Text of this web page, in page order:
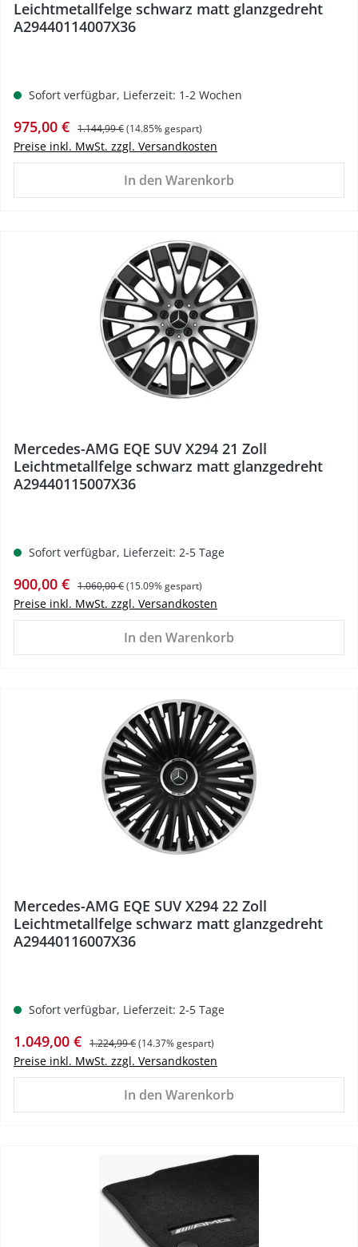
Leichtmetallfelge schwarz matt glanzgedreht
A29440114007X36
Sofort verfügbar, Lieferzeit: 1-2 Wochen
Verkaufspreis:
975,00 € Regulärer Preis:
1.144,99 €(14.85% gespart)
Preise inkl. MwSt. zzgl. Versandkosten
In den Warenkorb
Mercedes-AMG EQE SUV X294 21 Zoll
Leichtmetallfelge schwarz matt glanzgedreht
A29440115007X36
Sofort verfügbar, Lieferzeit: 2-5 Tage
Verkaufspreis:
900,00 € Regulärer Preis:
1.060,00 €(15.09% gespart)
Preise inkl. MwSt. zzgl. Versandkosten
In den Warenkorb
Mercedes-AMG EQE SUV X294 22 Zoll
Leichtmetallfelge schwarz matt glanzgedreht
A29440116007X36
Sofort verfügbar, Lieferzeit: 2-5 Tage
Verkaufspreis:
1.049,00 € Regulärer Preis:
1.224,99 €(14.37% gespart)
Preise inkl. MwSt. zzgl. Versandkosten
In den Warenkorb